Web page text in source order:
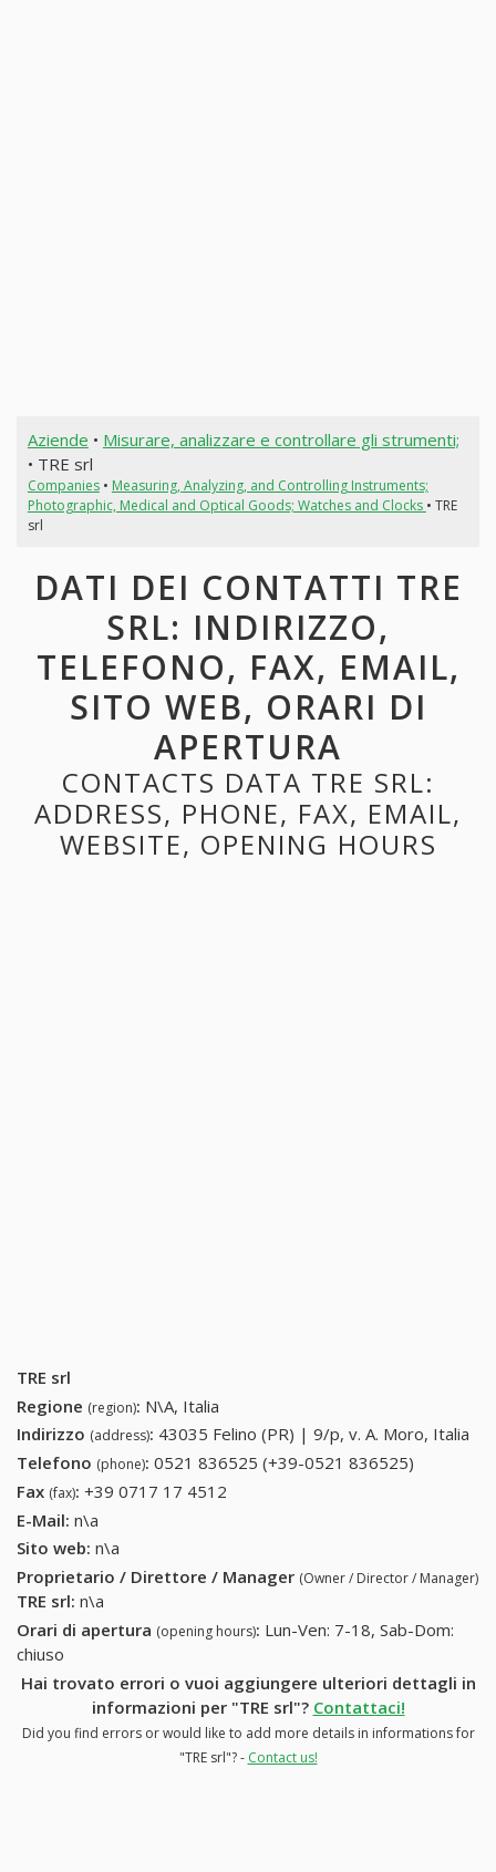
Aziende • Misurare, analizzare e controllare gli strumenti;
• TRE srl
Companies• Measuring, Analyzing, and Controlling Instruments;
Photographic, Medical and Optical Goods; Watches and Clocks • TRE
srl
DATI DEI CONTATTI TRE
SRL: INDIRIZZO,
TELEFONO, FAX, EMAIL,
SITO WEB, ORARI DI
APERTURA
CONTACTS DATA TRE SRL:
ADDRESS, PHONE, FAX, EMAIL,
WEBSITE, OPENING HOURS
TRE srl
Regione (region): N\A, Italia
Indirizzo (address): 43035 Felino (PR) | 9/p, v. A. Moro, Italia
Telefono (phone): 0521 836525 (+39-0521 836525)
Fax (fax): +39 0717 17 4512
E-Mail: n\a
Sito web: n\a
Proprietario / Direttore / Manager (Owner / Director / Manager)
TRE srl: n\a
Orari di apertura (opening hours): Lun-Ven: 7-18, Sab-Dom:
chiuso
Hai trovato errori o vuoi aggiungere ulteriori dettagli in
informazioni per "TRE srl"? Contattaci!
Did you find errors or would like to add more details in informations for
"TRE srl"? - Contact us!